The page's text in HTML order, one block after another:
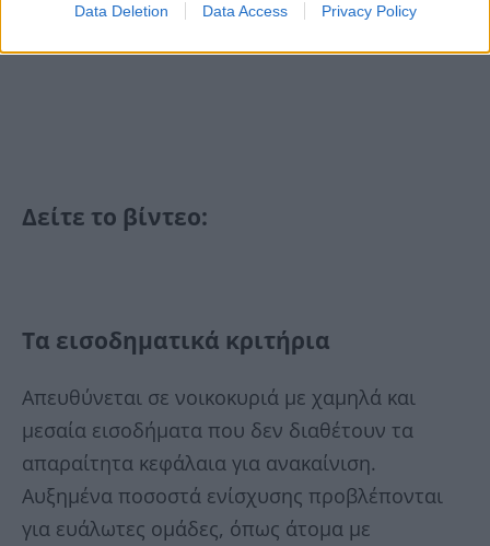
Data Deletion Data Access Privacy Policy
Δείτε το βίντεο:
Τα εισοδηματικά κριτήρια
Απευθύνεται σε νοικοκυριά με χαμηλά και
μεσαία εισοδήματα που δεν διαθέτουν τα
απαραίτητα κεφάλαια για ανακαίνιση.
Αυξημένα ποσοστά ενίσχυσης προβλέπονται
για ευάλωτες ομάδες, όπως άτομα με